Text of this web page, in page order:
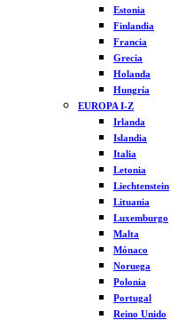
Estonia
Finlandia
Francia
Grecia
Holanda
Hungría
EUROPA I-Z
Irlanda
Islandia
Italia
Letonia
Liechtenstein
Lituania
Luxemburgo
Malta
Mónaco
Noruega
Polonia
Portugal
Reino Unido